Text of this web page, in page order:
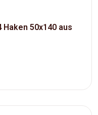
50x140 aus